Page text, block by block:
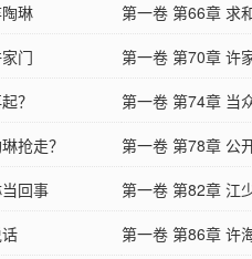
琳 第一卷 第66章 求
门
第一卷 第70章 许
？
第一卷 第74章 当
抢走？
第一卷 第78章 公
回事
第一卷 第82章 江
第一卷 第86章 许